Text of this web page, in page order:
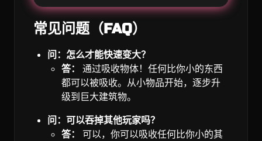
常见问题（FAQ）
问：怎么才能快速变大？
答：
通过吸收物体！任何比你小的东西
都可以被吸收。从小物品开始，逐步升
级到巨大建筑物。
问：可以吞掉其他玩家吗？
答：
可以，你可以吸收任何比你小的其